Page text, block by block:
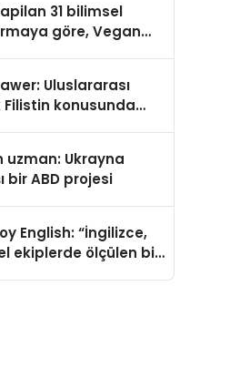
31 bilimsel
göre, Vegan
Ortaya Koydu
Uluslararası
Filistin konusunda
uzman: Ukrayna
bir ABD projesi
English: “İngilizce,
ekiplerde ölçülen bir